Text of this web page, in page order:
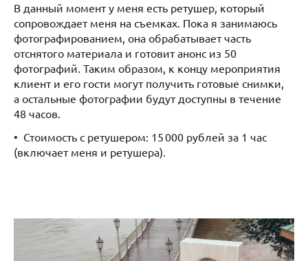
В данный момент у меня есть ретушер, который
сопровождает меня на съемках. Пока я занимаюсь
фотографированием, она обрабатывает часть
отснятого материала и готовит анонс из 50
фотографий. Таким образом, к концу мероприятия
клиент и его гости могут получить готовые снимки,
а остальные фотографии будут доступны в течение
48 часов.
•⁠ ⁠Стоимость с ретушером: 15 000 рублей за 1 час
(включает меня и ретушера).